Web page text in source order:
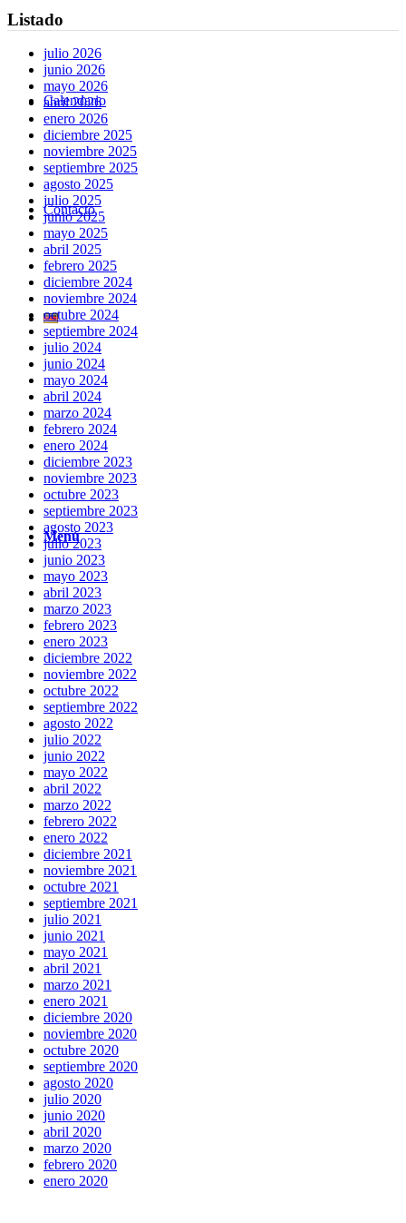
Calendario
Contacto
Buscar
MenúMenú
Listado
julio 2026
junio 2026
mayo 2026
abril 2026
enero 2026
diciembre 2025
noviembre 2025
septiembre 2025
agosto 2025
julio 2025
junio 2025
mayo 2025
abril 2025
febrero 2025
diciembre 2024
noviembre 2024
octubre 2024
septiembre 2024
julio 2024
junio 2024
mayo 2024
abril 2024
marzo 2024
febrero 2024
enero 2024
diciembre 2023
noviembre 2023
octubre 2023
septiembre 2023
agosto 2023
julio 2023
junio 2023
mayo 2023
abril 2023
marzo 2023
febrero 2023
enero 2023
diciembre 2022
noviembre 2022
octubre 2022
septiembre 2022
agosto 2022
julio 2022
junio 2022
mayo 2022
abril 2022
marzo 2022
febrero 2022
enero 2022
diciembre 2021
noviembre 2021
octubre 2021
septiembre 2021
julio 2021
junio 2021
mayo 2021
abril 2021
marzo 2021
enero 2021
diciembre 2020
noviembre 2020
octubre 2020
septiembre 2020
agosto 2020
julio 2020
junio 2020
abril 2020
marzo 2020
febrero 2020
enero 2020